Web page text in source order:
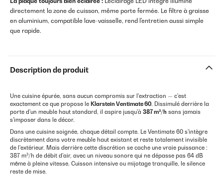
directement la zone de cuisson, même porte fermée. Le filtre à graisse
en aluminium, compatible lave-vaisselle, rend l'entretien aussi simple
que rapide.
Description de produit
Une cuisine épurée, sans aucun compromis sur l'extraction — c'est
exactement ce que propose le Klarstein Ventimate 60. Dissimulé derrière la
porte d'un meuble haut standard, il aspire jusqu'à 387 m³/h sans jamais
s'imposer dans le décor.
Dans une cuisine soignée, chaque détail compte. Le Ventimate 60 s'intègre
discrètement dans votre meuble haut existant et reste totalement invisible
de l'extérieur. Mais derrière cette discrétion se cache une vraie puissance :
387 m³/h de débit d'air, avec un niveau sonore qui ne dépasse pas 64 dB
même à pleine vitesse. Cuisson intensive ou mijotage tranquille, le silence
reste de mise.